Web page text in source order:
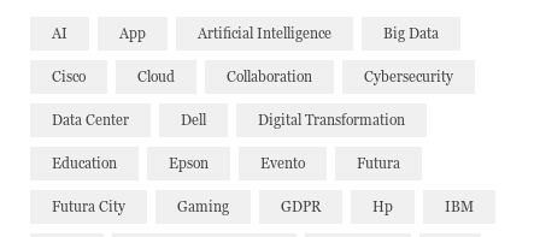
AI App Artificial Intelligence Big Data
Cisco Cloud Collaboration Cybersecurity
Data Center Dell Digital Transformation
Education Epson Evento Futura
Futura City Gaming GDPR Hp IBM